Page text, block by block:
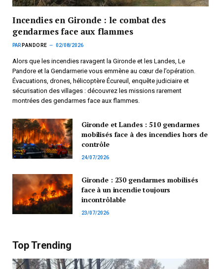
Incendies en Gironde : le combat des
gendarmes face aux flammes
PAR PANDORE 02/08/2026
Alors que les incendies ravagent la Gironde et les Landes, Le
Pandore et la Gendarmerie vous emmène au cœur de l’opération.
Évacuations, drones, hélicoptère Écureuil, enquête judiciaire et
sécurisation des villages : découvrez les missions rarement
montrées des gendarmes face aux flammes.
Gironde et Landes : 510 gendarmes
mobilisés face à des incendies hors de
contrôle
24/07/2026
Gironde : 230 gendarmes mobilisés
face à un incendie toujours
incontrôlable
23/07/2026
Top Trending